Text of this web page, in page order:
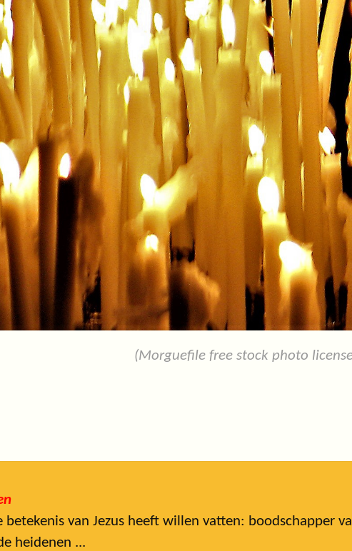
(Morguefile free stock photo
van Jezus heeft willen vatten: boodschapper
heidenen ...